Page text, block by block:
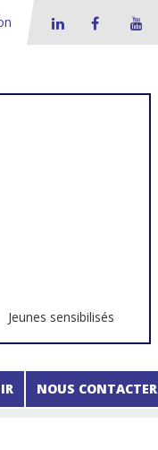
Jeunes sensibilisés
NOUS CONTACTER